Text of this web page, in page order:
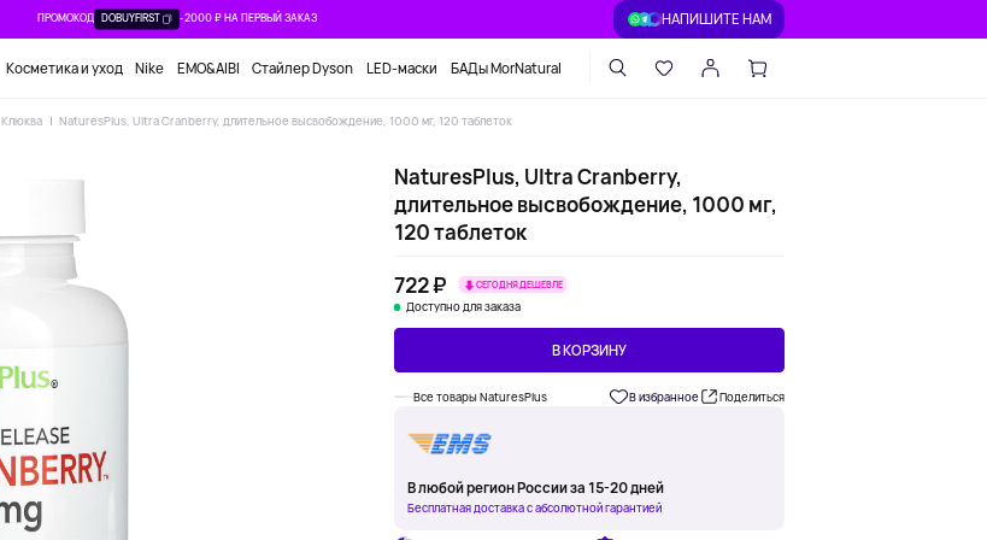
ПРОМОКОД DOBUYFIRST -2000 ₽ НА ПЕРВЫЙ ЗАКАЗ НАПИШИТЕ НАМ
Косметика и уход Nike EMO&AIBI Стайлер Dyson LED-маски БАДы MorNatural
Клюква NaturesPlus, Ultra Cranberry, длительное высвобождение, 1000 мг, 120 таблеток
NaturesPlus, Ultra Cranberry,
длительное высвобождение, 1000 мг,
120 таблеток
722 ₽
СЕГОДНЯ ДЕШЕВЛЕ
Доступно для заказа
В КОРЗИНУ
Все товары NaturesPlus В избранное Поделиться
В любой регион России за 15-20 дней
Бесплатная доставка с абсолютной гарантией